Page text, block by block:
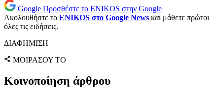
Google Προσθέστε το ENIKOS στην Google
Ακολουθήστε το ENIKOS στο Google News και μάθετε πρώτοι
όλες τις ειδήσεις.
ΔΙΑΦΗΜΙΣΗ
ΜΟΙΡΑΣΟΥ ΤΟ
Κοινοποίηση άρθρου